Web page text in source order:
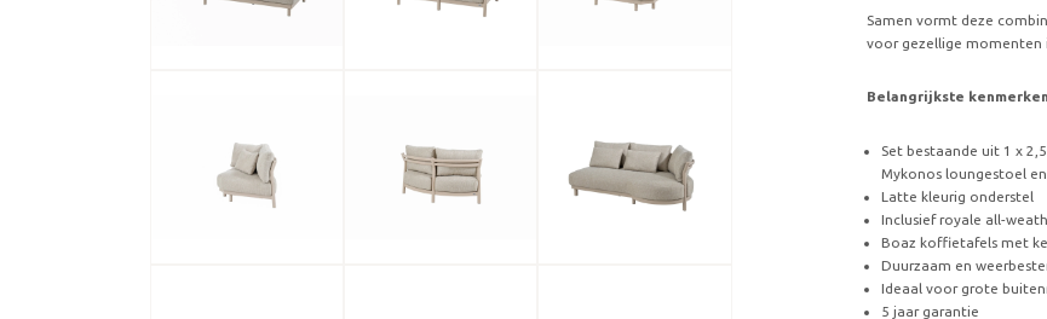
Samen vormt deze
voor gezellige momenten
Belangrijkste
Set bestaande uit 1 x
Mykonos loungestoel
Latte kleurig onderstel
Inclusief royale all-
Boaz koffietafels met
Duurzaam en
Ideaal voor grote
5 jaar garantie